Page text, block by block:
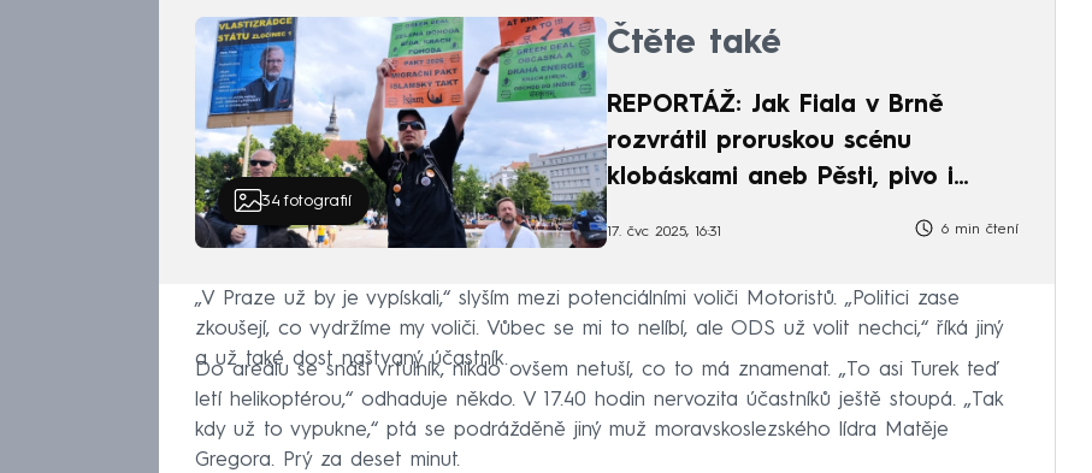
34 fotografií
Čtěte také
REPORTÁŽ: Jak Fiala v Brně
rozvrátil proruskou scénu
klobáskami aneb Pěsti, pivo i
17. čvc 2025, 16:31 6 min čtení
„V Praze už by je vypískali,“ slyším mezi potenciálními voliči Motoristů. „Politici zase
zkoušejí, co vydržíme my voliči. Vůbec se mi to nelíbí, ale ODS už volit nechci,“ říká jiný
a už také dost naštvaný účastník.
Do areálu se snáší vrtulník, nikdo ovšem netuší, co to má znamenat. „To asi Turek teď
letí helikoptérou,“ odhaduje někdo. V 17.40 hodin nervozita účastníků ještě stoupá. „Tak
kdy už to vypukne,“ ptá se podrážděně jiný muž moravskoslezského lídra Matěje
Gregora. Prý za deset minut.